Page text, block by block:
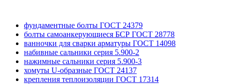
фундаментные болты ГОСТ 24379
болты самоанкерующиеся БСР ГОСТ 28778
ванночки для сварки арматуры ГОСТ 14098
набивные сальники серия 5.900-2
нажимные сальники серия 5.900-3
хомуты U-образные ГОСТ 24137
крепления теплоизоляции ГОСТ 17314